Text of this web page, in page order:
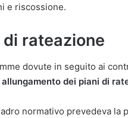
e riscossione.
rateazione
dovute in seguito ai
allungamento dei piani di
normativo prevedeva la